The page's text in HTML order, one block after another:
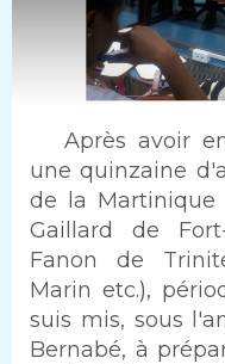
Intro
Après avoir
une quinzaine
de la Martinique
Gaillard de
Fanon de
Marin etc.),
suis mis, sous
Bernabé, à